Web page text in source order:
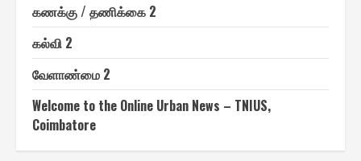
௧ணக்கு / தணிக்கை 2
௧ல்வி 2
வேளாண்மை 2
Welcome to the Online Urban News – TNIUS,
Coimbatore